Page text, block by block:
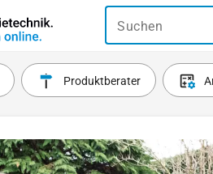
Suchen
Produktberater